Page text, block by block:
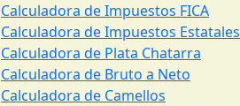
Calculadora de Impuestos FICA
Calculadora de Impuestos Estatales
Calculadora de Plata Chatarra
Calculadora de Bruto a Neto
Calculadora de Camellos